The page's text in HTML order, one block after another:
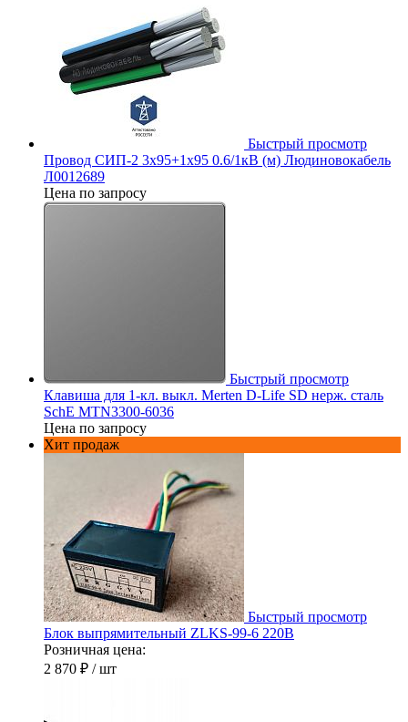
Быстрый просмотр
Провод СИП-2 3х95+1х95 0.6/1кВ (м) Людиновокабель
Л0012689
Цена по запросу
Быстрый просмотр
Клавиша для 1-кл. выкл. Merten D-Life SD нерж. сталь
SchE MTN3300-6036
Цена по запросу
Хит продаж
Быстрый просмотр
Блок выпрямительный ZLKS-99-6 220В
Розничная цена:
2 870 ₽ / шт